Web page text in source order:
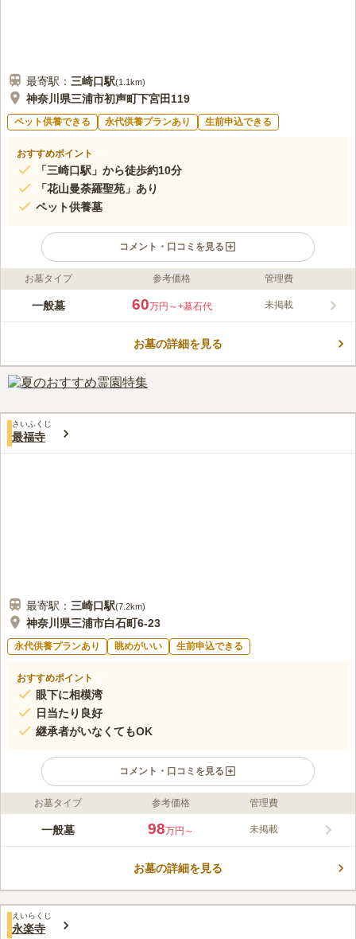
最寄駅： 三崎口駅(1.1km)
神奈川県三浦市初声町下宮田119
ペット供養できる 永代供養プランあり 生前申込できる
おすすめポイント
「三崎口駅」から徒歩約10分
「花山曼荼羅聖苑」あり
ペット供養墓
コメント・口コミを見る
ライフドット編集部のコメント
三浦市初声町に位置する由緒ある寺院墓地です。大日如来をはじ
す。妙音寺墓苑では6種類の区画が用意されています。樹木葬の
ちな時代のニーズに応える形で作られた、永代供養のための墓地
です。ペット葬も受け付けています。
口コミ評価
お墓タイプ 参考価格 管理費
一般墓 60万円～+墓石代 未掲載
お墓の詳細を見る
さいふくじ
最福寺
最寄駅： 三崎口駅(7.2km)
神奈川県三浦市白石町6-23
永代供養プランあり 眺めがいい 生前申込できる
おすすめポイント
眼下に相模湾
日当たり良好
継承者がいなくてもOK
コメント・口コミを見る
ライフドット編集部のコメント
1230年に桑田永教により建立され、江戸時代に現在の三浦市に
場も完備していて、安心してお参りに行けます。 周囲は見晴ら
口コミ評価
この霊園はまだ誰からも評価されていません。
お墓タイプ 参考価格 管理費
一般墓 98万円～ 未掲載
お墓の詳細を見る
えいらくじ
永楽寺